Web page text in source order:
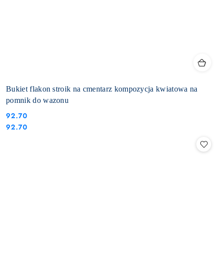
Bukiet flakon stroik na cmentarz kompozycja kwiatowa na
pomnik do wazonu
Cena:
92.70
Cena:
92.70